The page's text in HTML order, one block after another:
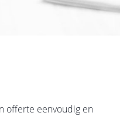
offerte eenvoudig en